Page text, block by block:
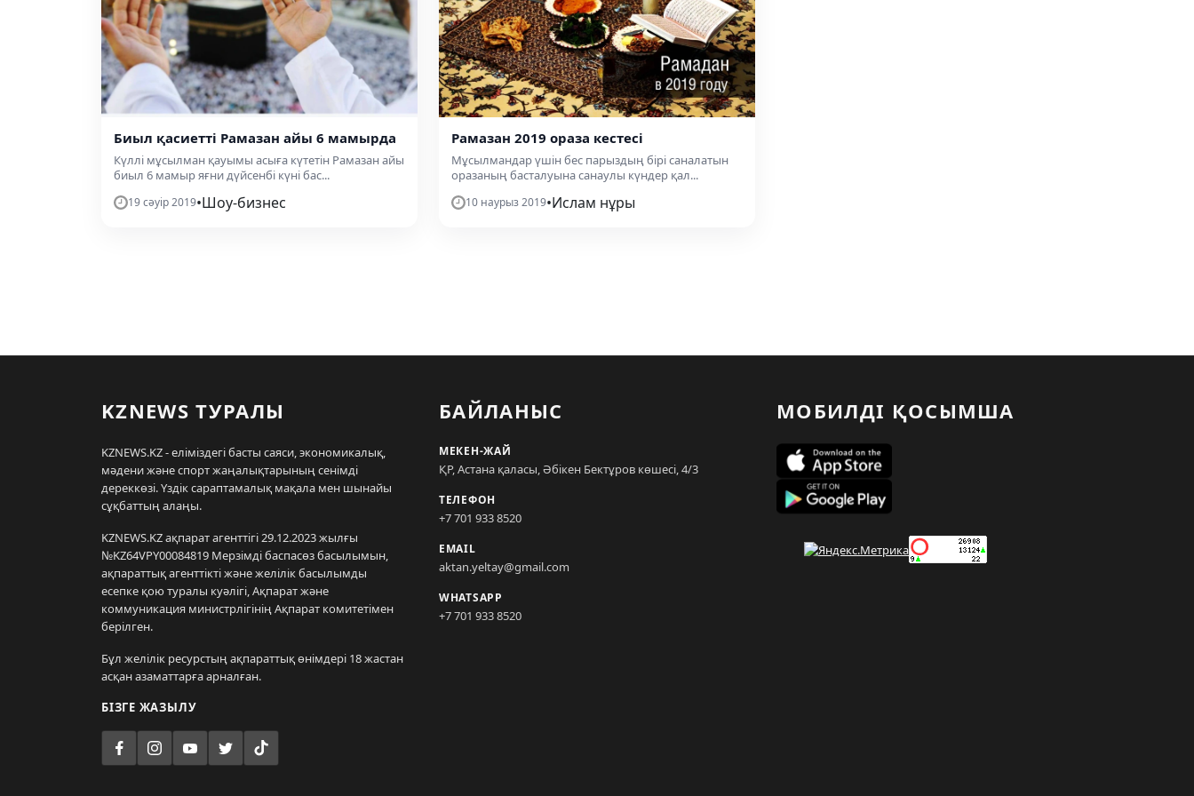
Биыл қасиетті Рамазан айы 6 мамырда
Күллі мұсылман қауымы асыға күтетін Рамазан айы
биыл 6 мамыр яғни дүйсенбі күні бас...
19 сәуір 2019•Шоу-бизнес
Рамазан 2019 ораза кестесі
Мұсылмандар үшін бес парыздың бірі саналатын
оразаның басталуына санаулы күндер қал...
10 наурыз 2019•Ислам нұры
KZNEWS ТУРАЛЫ
KZNEWS.KZ - еліміздегі басты саяси, экономикалық,
мәдени және спорт жаңалықтарының сенімді
дереккөзі. Үздік сараптамалық мақала мен шынайы
сұқбаттың алаңы.
KZNEWS.KZ ақпарат агенттігі 29.12.2023 жылғы
№KZ64VPY00084819 Мерзімді баспасөз басылымын,
ақпараттық агенттікті және желілік басылымды
есепке қою туралы куәлігі, Ақпарат және
коммуникация министрлігінің Ақпарат комитетімен
берілген.
Бұл желілік ресурстың ақпараттық өнімдері 18 жастан
асқан азаматтарға арналған.
БІЗГЕ ЖАЗЫЛУ
БАЙЛАНЫС
МЕКЕН-ЖАЙ
ҚР, Астана қаласы, Әбікен Бектұров көшесі, 4/3
ТЕЛЕФОН
+7 701 933 8520
EMAIL
aktan.yeltay@gmail.com
WHATSAPP
+7 701 933 8520
МОБИЛДІ ҚОСЫМША